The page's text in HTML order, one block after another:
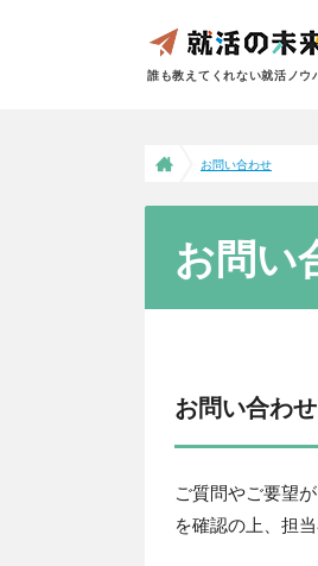
誰も教えてくれない就活ノウ
お問い合わせ
お問い
お問い合わ
ご質問やご要望
を確認の上、担